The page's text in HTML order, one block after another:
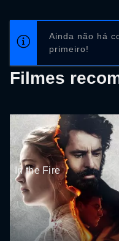
Ainda não há
primeiro!
Filmes
In the Fire